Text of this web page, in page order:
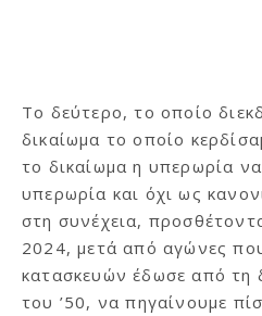
Το δεύτερο, το οποίο
δικαίωμα το οποίο
το δικαίωμα η υπερωρία
υπερωρία και όχι ως
στη συνέχεια,
2024, μετά από αγώνες
κατασκευών έδωσε από τη
του ’50, να πηγαίνουμε